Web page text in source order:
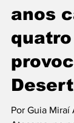
em um voo
e tentaram
anos